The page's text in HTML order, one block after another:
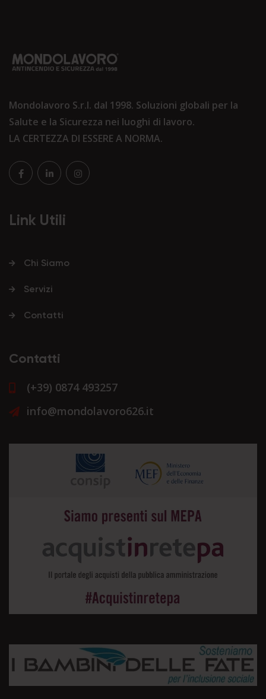
Mondolavoro S.r.l. dal 1998. Soluzioni globali per la
Salute e la Sicurezza nei luoghi di lavoro.
LA CERTEZZA DI ESSERE A NORMA.
Link Utili
Chi Siamo
Servizi
Contatti
Contatti
(+39) 0874 493257
info@mondolavoro626.it